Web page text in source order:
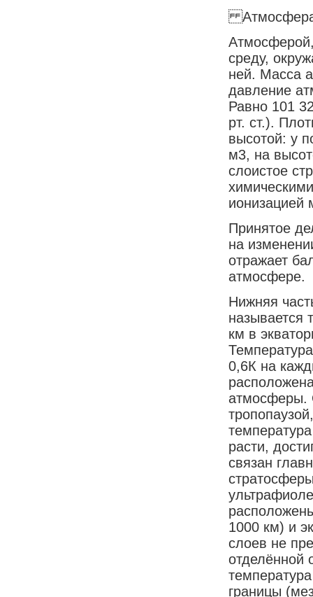
среду,
ней. Масса
давление
Равно 101
рт. ст.).
высотой: у
м3, на
слоистое
ионизацией
Принятое
на
отражает
атмосфере.
Нижняя
называется
км в
0,6К на
атмосферы.
расти,
связан
1000 км) и
слоев не
отделённой
границы